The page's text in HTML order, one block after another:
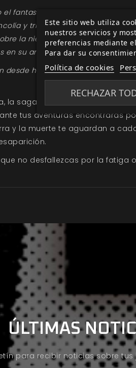
el fantasma de la gran guerra
y tristeza, los últimos elfos
la nieve. Una frágil paz
en su arrollador avance.
desde hace siglos en tumbas
la saga de librojuegos en los
tus aventuras encontrarás
y la muerte te aguardan a
no desfallezcas por la fatiga
ÚLTIMAS
para recibir noticias sobre
Este sitio web utiliza
nuestros servicios y
preferencias mediante
Para dar su
Política de cookies
RECHAZAR